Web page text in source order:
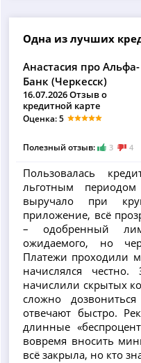
Одна из лучших
Анастасия про Альфа-
Банк (Черкесск)
16.07.2026 Отзыв о
кредитной карте
Оценка: 5
Полезный отзыв: 3 4
Пользовалась
льготным
выручало при
приложение, всё
– одобренный
ожидаемого, но
Платежи проходили
начислялся
начислили скрытых
сложно
отвечают быстро.
длинные
вовремя вносить
всё закрыла, но кто